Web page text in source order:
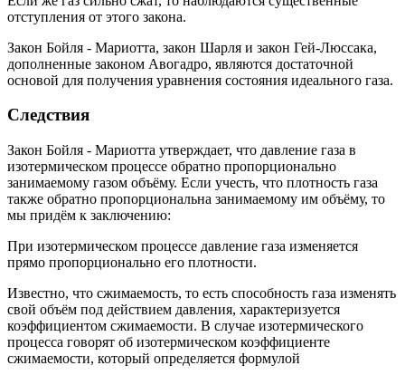
отступления от этого закона.
Закон Бойля - Мариотта, закон Шарля и закон Гей-Люссака,
дополненные законом Авогадро, являются достаточной
основой для получения уравнения состояния идеального газа.
Следствия
Закон Бойля - Мариотта утверждает, что давление газа в
изотермическом процессе обратно пропорционально
занимаемому газом объёму. Если учесть, что плотность газа
также обратно пропорциональна занимаемому им объёму, то
мы придём к заключению:
При изотермическом процессе давление газа изменяется
прямо пропорционально его плотности.
Известно, что сжимаемость, то есть способность газа изменять
свой объём под действием давления, характеризуется
коэффициентом сжимаемости. В случае изотермического
процесса говорят об изотермическом коэффициенте
сжимаемости, который определяется формулой